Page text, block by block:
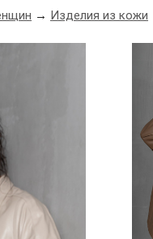
→ Изделия из кожи